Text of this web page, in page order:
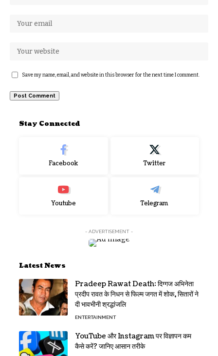
Save my name, email, and website in this browser for the next time I comment.
Stay Connected
Facebook Twitter
Youtube Telegram
- ADVERTISEMENT -
Latest News
Pradeep Rawat Death: दिग्गज अभिनेता
प्रदीप रावत के निधन से फिल्म जगत में शोक, सितारों ने
दी भावभीनी श्रद्धांजलि
ENTERTAINMENT
YouTube और Instagram पर विज्ञापन कम
कैसे करें? जानिए आसान तरीके